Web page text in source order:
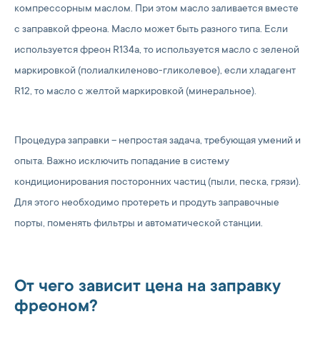
компрессорным маслом. При этом масло заливается вместе
с заправкой фреона. Масло может быть разного типа. Если
используется фреон R134a, то используется масло с зеленой
маркировкой (полиалкиленово-гликолевое), если хладагент
R12, то масло с желтой маркировкой (минеральное).
Процедура заправки – непростая задача, требующая умений и
опыта. Важно исключить попадание в систему
кондиционирования посторонних частиц (пыли, песка, грязи).
Для этого необходимо протереть и продуть заправочные
порты, поменять фильтры и автоматической станции.
От чего зависит цена на заправку
фреоном?